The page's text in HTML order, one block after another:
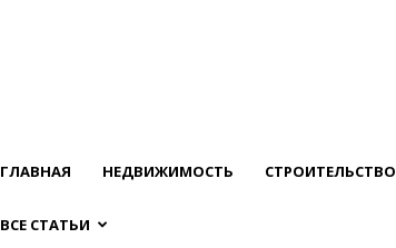
ГЛАВНАЯ НЕДВИЖИМОСТЬ СТРОИТЕЛЬСТВО
ВСЕ СТАТЬИ